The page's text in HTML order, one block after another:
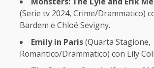
(Serie tv 2024, Crime/Drammatico)
Bardem e Chloë Sevigny.
Emily in Paris(Quarta Stagione,
Romantico/Drammatico) con Lily